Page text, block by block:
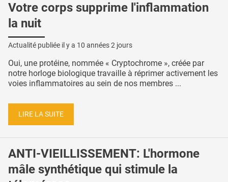
Votre corps supprime l'inflammation
la nuit
Actualité publiée il y a 10 années 2 jours
Oui, une protéine, nommée « Cryptochrome », créée par
notre horloge biologique travaille à réprimer activement les
voies inflammatoires au sein de nos membres ...
LIRE LA SUITE
ANTI-VIEILLISSEMENT: L'hormone
mâle synthétique qui stimule la